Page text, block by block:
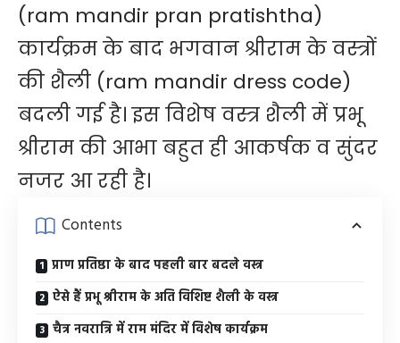
(ram mandir pran pratishtha)
कार्यक्रम के बाद भगवान श्रीराम के वस्त्रों
की शैली (ram mandir dress code)
बदली गई है। इस विशेष वस्त्र शैली में प्रभू
श्रीराम की आभा बहुत ही आकर्षक व सुंदर
नजर आ रही है।
Contents
प्राण प्रतिष्ठा के बाद पहली बार बदले वस्त्र
ऐसे हैं प्रभू श्रीराम के अति विशिष्ट शैली के वस्त्र
चैत्र नवरात्रि में राम मंदिर में विशेष कार्यक्रम